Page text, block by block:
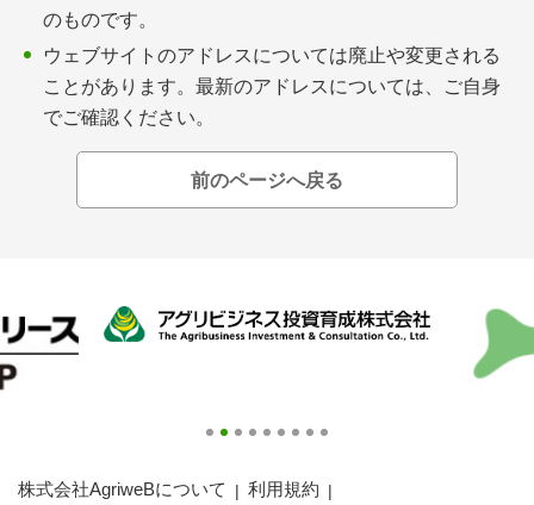
AgriweBダイレクトメッセージ
経営アシストチャット
コラム・事例集
のものです。
ウェブサイトのアドレスについては廃止や変更される
ことがあります。最新のアドレスについては、ご自身
でご確認ください。
前のページへ戻る
株式会社AgriweBについて 利用規約